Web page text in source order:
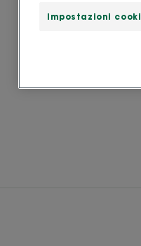
Impostazioni